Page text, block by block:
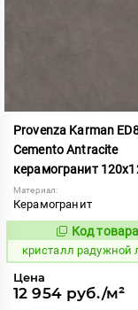
Provenza Karman
Cemento Antracite
керамогранит
Материал:
Керамогранит
822042
Код
кристалл радужной
Цена
12 954 руб./м²